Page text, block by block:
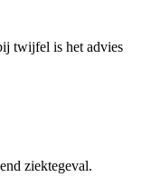
twijfel is het advies
ziektegeval.